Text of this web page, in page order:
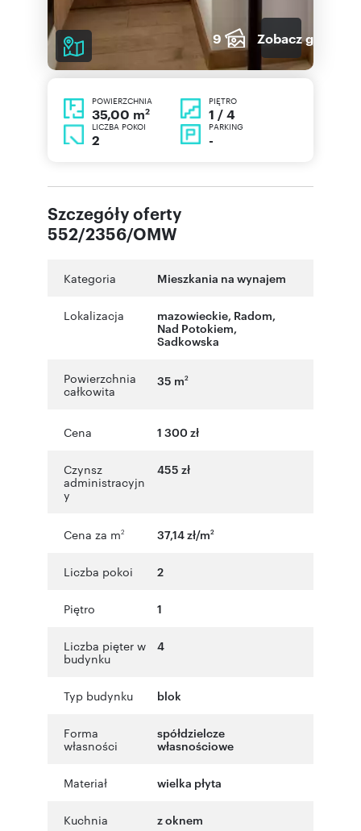
9 Zobacz galerię
POWIERZCHNIA
35,00 m2
PIĘTRO
1 / 4
LICZBA POKOI
2
PARKING
-
Szczegóły oferty
552/2356/OMW
Kategoria Mieszkania na wynajem
Lokalizacja mazowieckie, Radom,
Nad Potokiem,
Sadkowska
Powierzchnia
całkowita
35 m2
Cena 1 300 zł
Czynsz
administracyjn
y
455 zł
Cena za m2 37,14 zł/m2
Liczba pokoi 2
Piętro 1
Liczba pięter w
budynku
4
Typ budynku blok
Forma
własności
spółdzielcze
własnościowe
Materiał wielka płyta
Kuchnia z oknem